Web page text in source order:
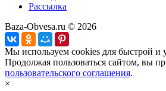
Рассылка
Baza-Obvesa.ru © 2026
Мы используем cookies для быстрой и
Продолжая пользоваться сайтом, вы
пользовательского соглашения.
×